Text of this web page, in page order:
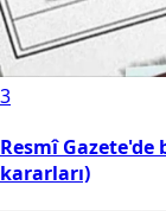
3
Resmî Gazete'de
kararları)